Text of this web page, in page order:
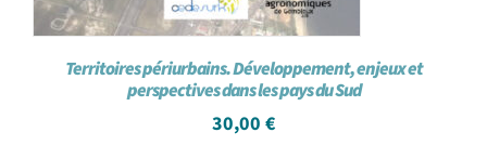
Territoires périurbains. Développement, enjeux et
perspectives dans les pays du Sud
30,00 €